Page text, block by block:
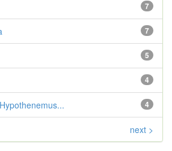
7
7
5
4
4
next >